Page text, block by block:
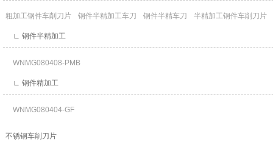
粗加工钢件车削刀片 钢件半精加工车刀 钢件半精车刀 半精加工钢件车削刀片
∟ 钢件半精加工
WNMG080408-PMB
∟ 钢件精加工
WNMG080404-GF
不锈钢车削刀片